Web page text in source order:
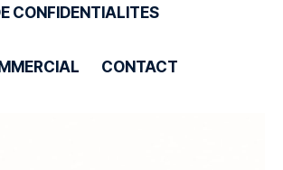
CONFIDENTIALITES
CONTACT